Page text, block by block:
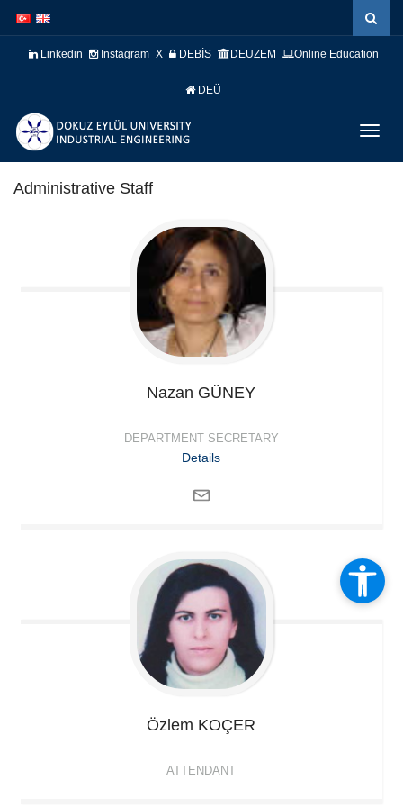
atla
atla
Linkedin Instagram X DEBİS DEUZEM Online Education
DEÜ
Administrative Staff
Nazan GÜNEY
DEPARTMENT SECRETARY
Details
Özlem KOÇER
ATTENDANT